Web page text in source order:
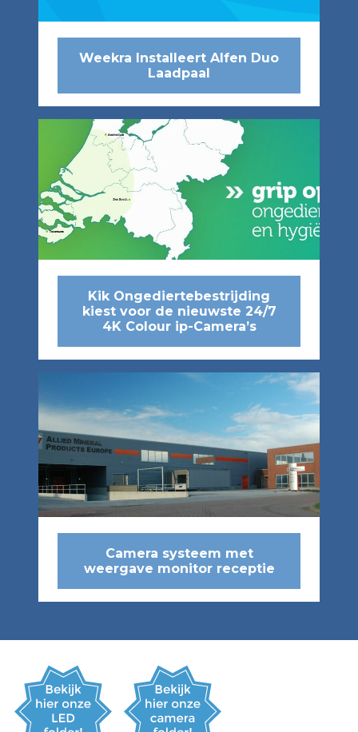
Weekra Installeert Alfen Duo
Laadpaal
Kik Ongediertebestrijding
kiest voor de nieuwste 24/7
4K Colour ip-Camera’s
Camera systeem met
weergave monitor receptie